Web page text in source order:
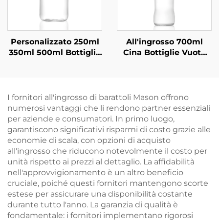
Personalizzato 250ml
350ml 500ml Bottiglie
All'ingrosso 700ml
Cina Bottiglie Vuote
I fornitori all'ingrosso di barattoli Mason offrono
numerosi vantaggi che li rendono partner essenziali
per aziende e consumatori. In primo luogo,
garantiscono significativi risparmi di costo grazie alle
economie di scala, con opzioni di acquisto
all'ingrosso che riducono notevolmente il costo per
unità rispetto ai prezzi al dettaglio. La affidabilità
nell'approvvigionamento è un altro beneficio
cruciale, poiché questi fornitori mantengono scorte
estese per assicurare una disponibilità costante
durante tutto l'anno. La garanzia di qualità è
fondamentale: i fornitori implementano rigorosi